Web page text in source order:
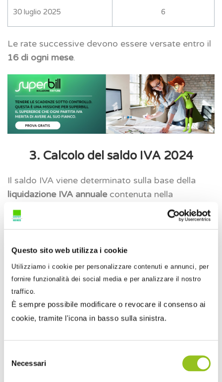
Questo sito web utilizza i cookie
Utilizziamo i cookie per personalizzare contenuti e annunci, per
fornire funzionalità dei social media e per analizzare il nostro
traffico.
È sempre possibile modificare o revocare il consenso ai
cookie, tramite l'icona in basso sulla sinistra.
delNecessari
30 luglio 2025 6
Le rate successive devono essere versate entro il
16 di ogni mese.
3. Calcolo del saldo IVA 2024
Il saldo IVA viene determinato sulla base della
liquidazione IVA annualecontenuta nella
dichiarazione
Saldo IVA a
debito
L’IVA a debito supera quella detraibile
(quadro VL).
Saldo IVA pari
a zero
: derivante dalle operazioni attive